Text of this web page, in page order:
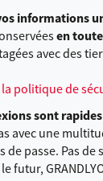
informations
en
avec des
politique de
sont
avec une
de passe. Pas de
futur,